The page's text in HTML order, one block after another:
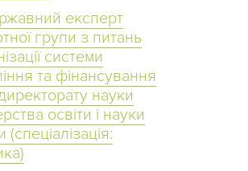
експерт
групи з питань
системи
та фінансування
науки
освіти і науки
(спеціалізація: